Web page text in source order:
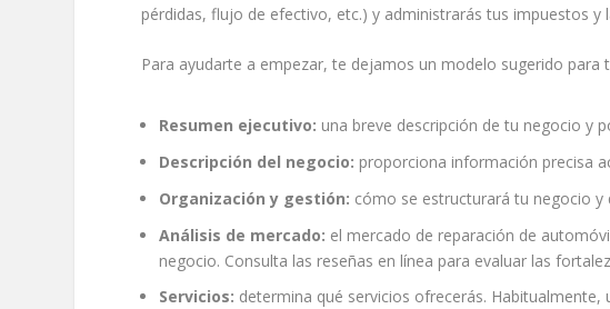
pérdidas, flujo de efectivo, etc.) y administrarás tus impuestos y
Para ayudarte a empezar, te dejamos un modelo sugerido para
Resumen ejecutivo: una breve descripción de tu negocio y
Descripción del negocio: proporciona información precisa
Organización y gestión: cómo se estructurará tu negocio y
Análisis de mercado: el mercado de reparación de
negocio. Consulta las reseñas en línea para evaluar las
Servicios: determina qué servicios ofrecerás.